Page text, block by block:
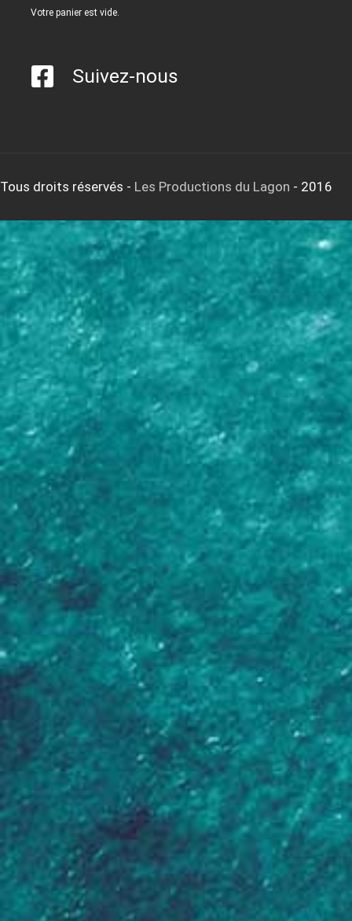
Votre panier est vide.
Suivez-nous
Tous droits réservés - Les Productions du Lagon - 2016